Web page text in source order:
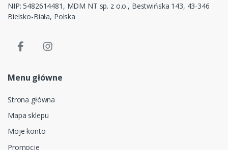
NIP: 5482614481, MDM NT sp. z o.o., Bestwińska 143, 43-346
Bielsko-Biała, Polska
Menu główne
Strona główna
Mapa sklepu
Moje konto
Promocje